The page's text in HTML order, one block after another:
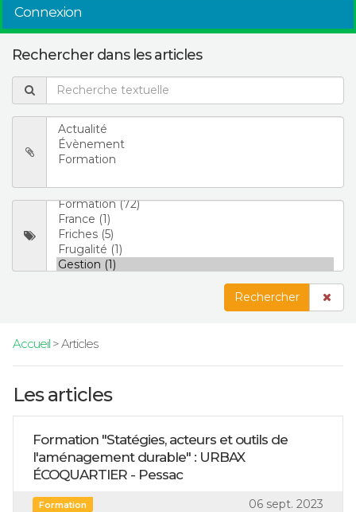
Connexion
Rechercher dans les articles
Rechercher
Accueil> Articles
Les articles
Formation "Statégies, acteurs et outils de
l'aménagement durable" : URBAX
ÉCOQUARTIER - Pessac
Formation 06 sept. 2023